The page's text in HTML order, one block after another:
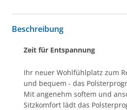
Beschreibung
Zeit für Entspannung
Ihr neuer Wohlfühlplatz zum
und bequem - das
Mit angenehm softem und
Sitzkomfort lädt das